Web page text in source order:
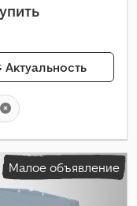
Актуальность
Малое объявление